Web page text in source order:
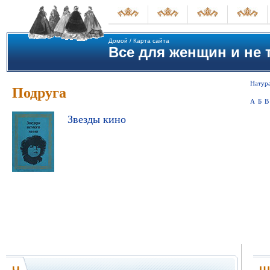
Домой / Карта сайта
Все для женщин и не
Подруга
Звезды кино
А Б В